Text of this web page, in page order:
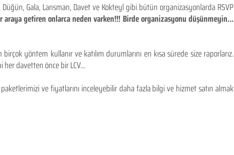
Düğün, Gala, Lansman, Davet ve Kokteyl gibi bütün organizasyonlarda RSVP
araya getiren onlarca neden varken!!! Birde organizasyonu düşünmeyin...
yöntem kullanır ve katılım durumlarını en kısa sürede size raporlarız.
davetten önce bir LCV...
ve fiyatlarını inceleyebilir daha fazla bilgi ve hizmet satın almak